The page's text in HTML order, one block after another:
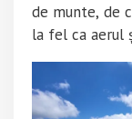
de munte, de
la fel ca aerul